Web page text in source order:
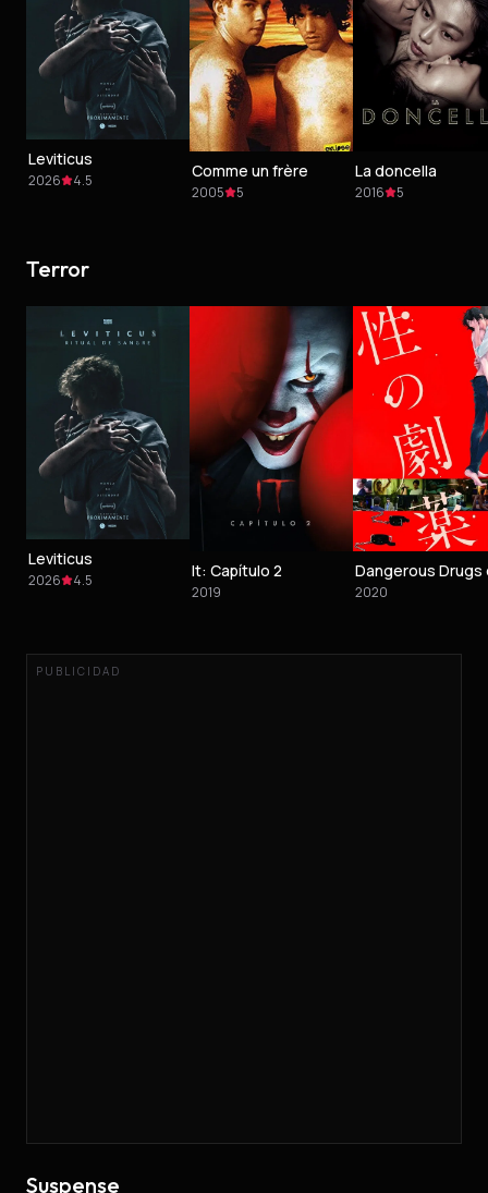
Leviticus
2026 4.5 Comme un frère
2005 5
La doncella
2016 5
Terror
Leviticus
2026 4.5 It: Capítulo 2
2019 2020
PUBLICIDAD
Suspense